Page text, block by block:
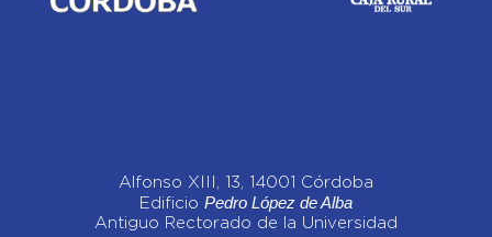
Alfonso XIII, 13, 14001 Córdoba
Edificio Pedro López de Alba
Antiguo Rectorado de la Universidad